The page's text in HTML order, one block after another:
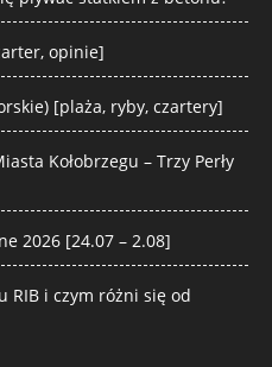
opinie]
[plaża, ryby, czartery]
Kołobrzegu – Trzy Perły
2026 [24.07 – 2.08]
RIB i czym różni się od